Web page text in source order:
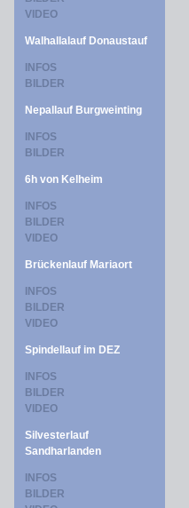
VIDEO
Walhallalauf Donaustauf
INFOS
BILDER
Nepallauf Burgweinting
INFOS
BILDER
6h von Kelheim
INFOS
BILDER
VIDEO
Brückenlauf Mariaort
INFOS
BILDER
VIDEO
Spindellauf im DEZ
INFOS
BILDER
VIDEO
Silvesterlauf
Sandharlanden
INFOS
BILDER